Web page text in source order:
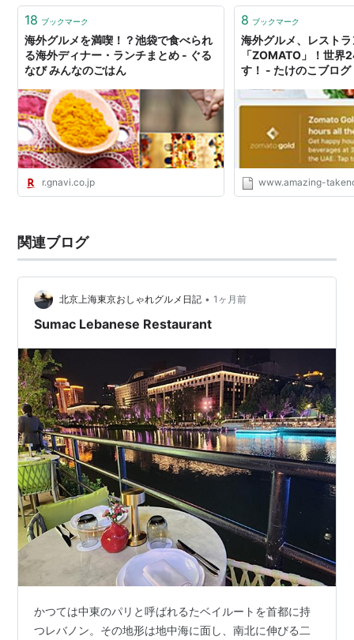
18 ブックマーク
海外グルメを満喫！？池袋で食べられ
る海外ディナー・ランチまとめ - ぐる
なび みんなのごはん
r.gnavi.co.jp
8 ブックマーク
海外グルメ、レスト
「ZOMATO」！世界
す！ - たけのこブログ
www.amazing-
関連ブログ
北京上海東京おしゃれグルメ日記 • 1ヶ月前
Sumac Lebanese Restaurant
かつては中東のパリと呼ばれるたベイルートを首都に持
つレバノン。その地形は地中海に面し、南北に伸びる二